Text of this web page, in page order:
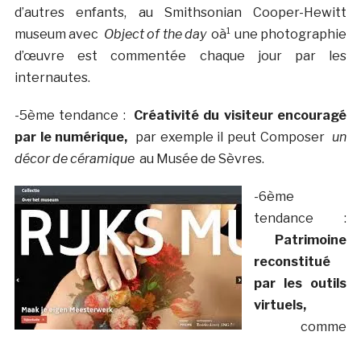
d’autres enfants, au Smithsonian Cooper-Hewitt
museum avec Object of the dayoà¹ une photographie
d’œuvre est commentée chaque jour par les
internautes.
-5ème tendance : Créativité du visiteur encouragé
par le numérique, par exemple il peut Composerun
décor de céramique au Musée de Sèvres.
-6ème
tendance :
Patrimoine
reconstitué
par les outils
virtuels,
comme